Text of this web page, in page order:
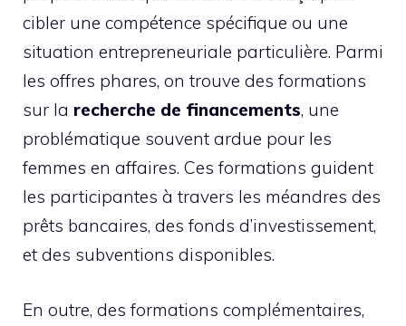
cibler une compétence spécifique ou une
situation entrepreneuriale particulière. Parmi
les offres phares, on trouve des formations
sur la recherche de financements, une
problématique souvent ardue pour les
femmes en affaires. Ces formations guident
les participantes à travers les méandres des
prêts bancaires, des fonds d’investissement,
et des subventions disponibles.
En outre, des formations complémentaires,